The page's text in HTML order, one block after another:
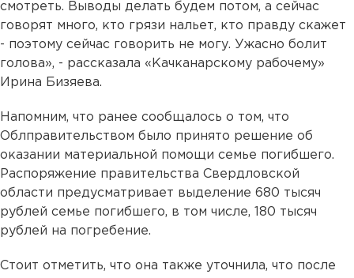
смотреть. Выводы делать будем потом, а сейчас
говорят много, кто грязи нальет, кто правду скажет
- поэтому сейчас говорить не могу. Ужасно болит
голова», - рассказала «Качканарскому рабочему»
Ирина Бизяева.
Напомним, что ранее сообщалось о том, что
Облправительством было принято решение об
оказании материальной помощи семье погибшего.
Распоряжение правительства Свердловской
области предусматривает выделение 680 тысяч
рублей семье погибшего, в том числе, 180 тысяч
рублей на погребение.
Стоит отметить, что она также уточнила, что после